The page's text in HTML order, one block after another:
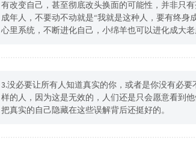
有改变自己，甚至彻底改头换面的可能性，并非只
成年人，不要动不动就是“我就是这种人，要有终身
心里系统，不断进化自己，小绵羊也可以进化成大老
3.没必要让所有人知道真实的你，或者是你没有必
样的人，因为这是无效的，人们还是只会愿意看到
把真实的自己隐藏在这些误解背后还挺好的。